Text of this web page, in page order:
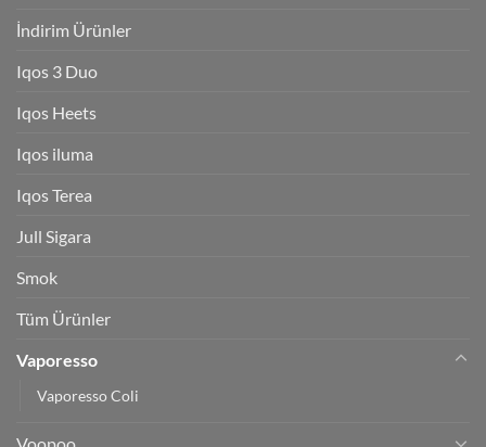
İndirim Ürünler
Iqos 3 Duo
Iqos Heets
Iqos iluma
Iqos Terea
Jull Sigara
Smok
Tüm Ürünler
Vaporesso
Vaporesso Coli